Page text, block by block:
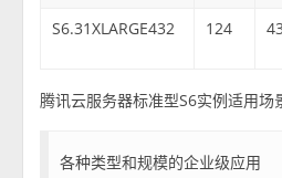
S6.31XLARGE432 124
腾讯云服务器标准型S6实例适用场
各种类型和规模的企业级应用